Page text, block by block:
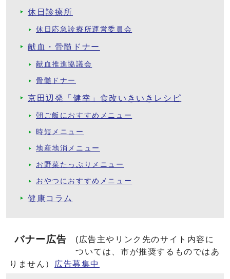
休日診療所
休日応急診療所運営委員会
献血・骨髄ドナー
献血推進協議会
骨髄ドナー
京田辺発「健幸」食改いきいきレシピ
朝ご飯におすすめメニュー
時短メニュー
地産地消メニュー
お野菜たっぷりメニュー
おやつにおすすめメニュー
健康コラム
バナー広告
(広告主やリンク先のサイト内容に
ついては、市が推奨するものではあ
りません）
広告募集中